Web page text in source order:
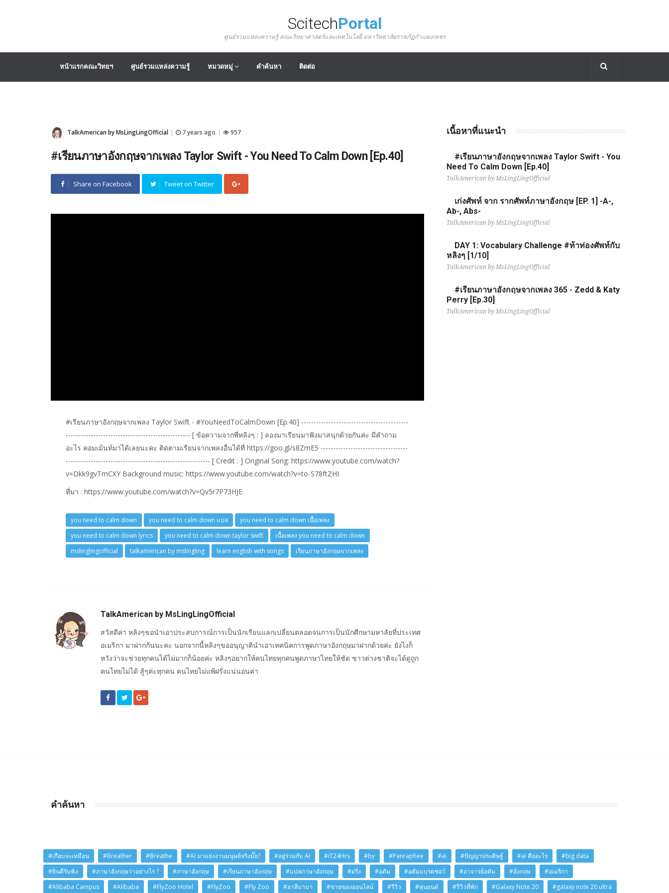
ScitechPortal
ศูนย์รวมแหล่งความรู้ คณะวิทยาศาสตร์และเทคโนโลยี มหาวิทยาลัยราชภัฏกำแพงเพชร
หน้าแรกคณะวิทยฯ ศูนย์รวมแหล่งความรู้ หมวดหมู่ คำค้นหา ติดต่อ
TalkAmerican by MsLingLingOfficial 7 years ago 957
#เรียนภาษาอังกฤษจากเพลง Taylor Swift - You Need To Calm Down [Ep.40]
Share on Facebook Tweet on Twitter
#เรียนภาษาอังกฤษจากเพลง Taylor Swift - #YouNeedToCalmDown [Ep.40] -------------------------------------------
-------------------------------------------------- [ ข้อความจากพี่หลิงๆ : ] ลองมาเรียนมาฟังมาสนุกด้วยกันค่ะ มีคำถาม
อะไร คอมเม้นท์มาได้เลยนะคะ ติดตามเรียนจากเพลงอื่นได้ที่ https://goo.gl/s8ZmE5 -----------------------------------
---------------------------------------------------------- [ Credit : ] Original Song: https://www.youtube.com/watch?
v=Dkk9gvTmCXY Background music: https://www.youtube.com/watch?v=to-S78ftZHI
ที่มา : https://www.youtube.com/watch?v=Qv5r7P73HJE
you need to calm down you need to calm down แปล
you need to calm down เนื้อเพลง
you need to calm down lyrics
you need to calm down taylor swift
เนื้อเพลง you need to calm down
mslinglingofficial
talkamerican by mslingling learn english with songs เรียนภาษาอังกฤษจากเพลง
TalkAmerican by MsLingLingOfficial
สวัสดีค่า หลิงๆขอนำเอาประสบการณ์การเป็นนักเรียนแลกเปลี่ยนตลอดจนการเป็นนักศีกษามหาลัยที่ประเทศ
อเมริกา มาฝากกันนะคะ นอกจากนี้หลิงๆขออนุญาตินำเอาเทคนิคการพูดภาษาอังกฤษมาฝากด้วยค่ะ ยังไงก็
หวังว่าจะช่วยทุกคนได้ไม่มากก็น้อยค่ะ หลิงๆอยากให้คนไทยทุกคนพูดภาษาไทยให้ชัด ชาวต่างชาติจะได้ดูถูก
คนไทยไม่ได้ สู้ๆค่ะทุกคน คนไทยไม่แพ้ฝรั่งแน่นอนค่า
เนื้อหาที่แนะนำ
#เรียนภาษาอังกฤษจากเพลง Taylor Swift - You
Need To Calm Down [Ep.40]
TalkAmerican by MsLingLingOfficial
เก่งศัพท์ จาก รากศัพท์ภาษาอังกฤษ [EP. 1] -A-,
Ab-, Abs-
TalkAmerican by MsLingLingOfficial
DAY 1: Vocabulary Challenge #ท้าท่องศัพท์กับ
หลิงๆ [1/10]
TalkAmerican by MsLingLingOfficial
#เรียนภาษาอังกฤษจากเพลง 365 - Zedd & Katy
Perry [Ep.30]
TalkAmerican by MsLingLingOfficial
คำค้นหา
#เกือบจะเหมือน #Breather #Breathe #AI มาแย่งงานมนุษย์จริงมั๊ย? #อยู่ร่วมกับ AI #iT24Hrs #by #Panraphee #ai #ปัญญาประดิษฐ์ #ai คืออะไร
#big data
#ยินดีรับฟัง
#ภาษาอังกฤษว่าอย่างไร ? #ภาษาอังกฤษ #เรียนภาษาอังกฤษ #แปลภาษาอังกฤษ #ฝรั่ง #อดัม #อดัมแบรดชอว์ #อาจารย์อดัม #อังกฤษ
#อเมริกา
#Alibaba Campus
#Alibaba #FlyZoo Hotel #FlyZoo #Fly Zoo #อาลีบาบา #ขายของออนไลน์ #รีวิว #หุ่นยนต์ #รีวิวที่พัก #Galaxy Note 20 #galaxy note 20 ultra